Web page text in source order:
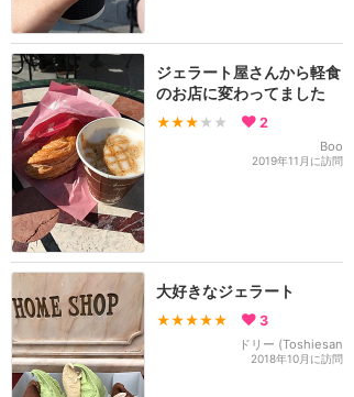
ジェラート屋さんから軽食
のお店に変わってました
★★★ ★★ 2
Boo
2019年11月に訪問
大好きなジェラート
★★★★★ 3
ドリー (Toshiesan
2018年10月に訪問